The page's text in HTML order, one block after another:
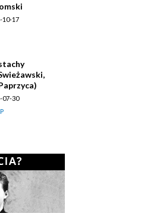
10-17
07-30